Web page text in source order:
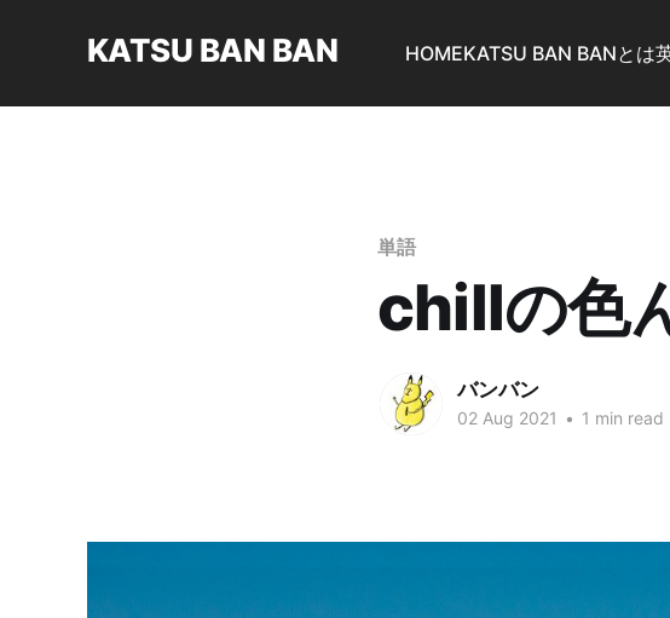
KATSU BAN BAN HOMEKATSU BAN BANとは
単語
chillの色
バンバン
02 Aug 2021 • 1 min read